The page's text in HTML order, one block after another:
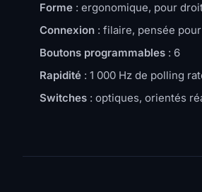
Forme : ergonomique, pour
Connexion : filaire, pensée
Boutons programmables : 6
Rapidité : 1 000 Hz de polling
Switches : optiques, orientés